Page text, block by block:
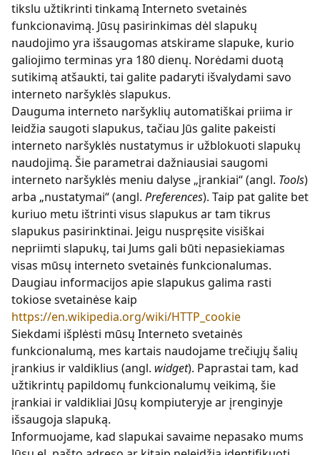
tikslu užtikrinti tinkamą Interneto svetainės
funkcionavimą. Jūsų pasirinkimas dėl slapukų
naudojimo yra išsaugomas atskirame slapuke, kurio
galiojimo terminas yra 180 dienų. Norėdami duotą
sutikimą atšaukti, tai galite padaryti išvalydami savo
interneto naršyklės slapukus.
Dauguma interneto naršyklių automatiškai priima ir
leidžia saugoti slapukus, tačiau Jūs galite pakeisti
interneto naršyklės nustatymus ir užblokuoti slapukų
naudojimą. Šie parametrai dažniausiai saugomi
interneto naršyklės meniu dalyse „įrankiai“ (angl. Tools)
arba „nustatymai“ (angl. Preferences). Taip pat galite bet
kuriuo metu ištrinti visus slapukus ar tam tikrus
slapukus pasirinktinai. Jeigu nuspręsite visiškai
nepriimti slapukų, tai Jums gali būti nepasiekiamas
visas mūsų interneto svetainės funkcionalumas.
Daugiau informacijos apie slapukus galima rasti
tokiose svetainėse kaip
https://en.wikipedia.org/wiki/HTTP_cookie
Siekdami išplėsti mūsų Interneto svetainės
funkcionalumą, mes kartais naudojame trečiųjų šalių
įrankius ir valdiklius (angl. widget). Paprastai tam, kad
užtikrintų papildomų funkcionalumų veikimą, šie
įrankiai ir valdikliai Jūsų kompiuteryje ar įrenginyje
išsaugoja slapuką.
Informuojame, kad slapukai savaime nepasako mums